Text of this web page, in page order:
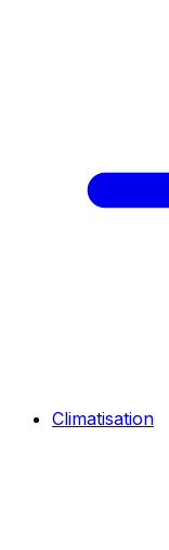
Climatisation